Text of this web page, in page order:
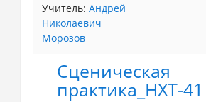
Учитель: Андрей
Николаевич
Морозов
Сценическая
практика_НХТ-41